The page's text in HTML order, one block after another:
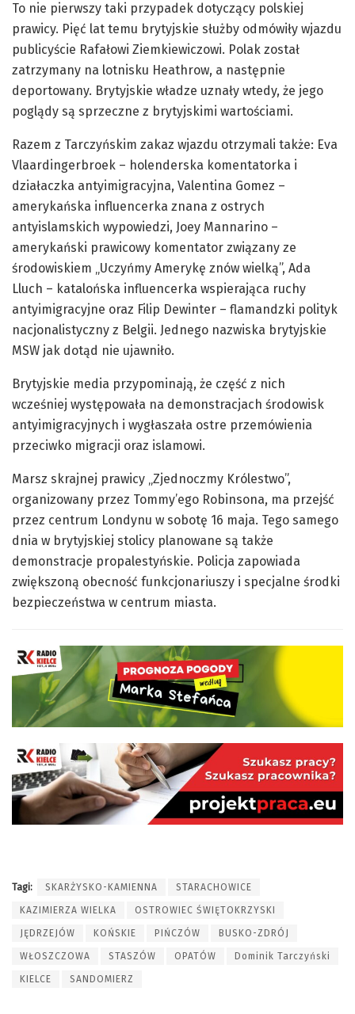
To nie pierwszy taki przypadek dotyczący polskiej
prawicy. Pięć lat temu brytyjskie służby odmówiły wjazdu
publicyście Rafałowi Ziemkiewiczowi. Polak został
zatrzymany na lotnisku Heathrow, a następnie
deportowany. Brytyjskie władze uznały wtedy, że jego
poglądy są sprzeczne z brytyjskimi wartościami.
Razem z Tarczyńskim zakaz wjazdu otrzymali także: Eva
Vlaardingerbroek – holenderska komentatorka i
działaczka antyimigracyjna, Valentina Gomez –
amerykańska influencerka znana z ostrych
antyislamskich wypowiedzi, Joey Mannarino –
amerykański prawicowy komentator związany ze
środowiskiem „Uczyńmy Amerykę znów wielką”, Ada
Lluch – katalońska influencerka wspierająca ruchy
antyimigracyjne oraz Filip Dewinter – flamandzki polityk
nacjonalistyczny z Belgii. Jednego nazwiska brytyjskie
MSW jak dotąd nie ujawniło.
Brytyjskie media przypominają, że część z nich
wcześniej występowała na demonstracjach środowisk
antyimigracyjnych i wygłaszała ostre przemówienia
przeciwko migracji oraz islamowi.
Marsz skrajnej prawicy „Zjednoczmy Królestwo”,
organizowany przez Tommy’ego Robinsona, ma przejść
przez centrum Londynu w sobotę 16 maja. Tego samego
dnia w brytyjskiej stolicy planowane są także
demonstracje propalestyńskie. Policja zapowiada
zwiększoną obecność funkcjonariuszy i specjalne środki
bezpieczeństwa w centrum miasta.
Tagi: SKARŻYSKO-KAMIENNA STARACHOWICE
KAZIMIERZA WIELKA OSTROWIEC ŚWIĘTOKRZYSKI
JĘDRZEJÓW KOŃSKIE PIŃCZÓW BUSKO-ZDRÓJ
WŁOSZCZOWA STASZÓW OPATÓW Dominik Tarczyński
KIELCE SANDOMIERZ